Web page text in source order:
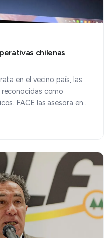
chilenas
en el vecino país, las
como
FACE las asesora en…